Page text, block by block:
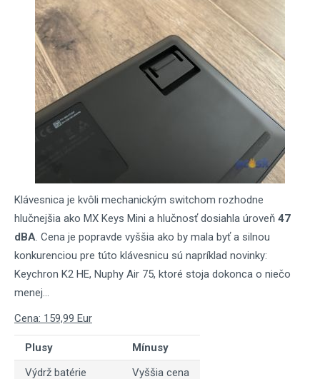
Klávesnica je kvôli mechanickým switchom rozhodne
hlučnejšia ako MX Keys Mini a hlučnosť dosiahla úroveň 47
dBA. Cena je popravde vyššia ako by mala byť a silnou
konkurenciou pre túto klávesnicu sú napríklad novinky:
Keychron K2 HE, Nuphy Air 75, ktoré stoja dokonca o niečo
menej...
Cena: 159,99 Eur
Plusy
Mínusy
Výdrž batérie
Vyššia cena